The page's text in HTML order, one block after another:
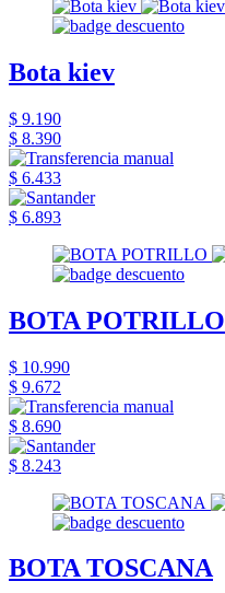
Bota kiev
$ 9.190
$ 8.390
$ 6.433
$ 6.893
BOTA POTRILLO
$ 10.990
$ 9.672
$ 8.690
$ 8.243
BOTA TOSCANA